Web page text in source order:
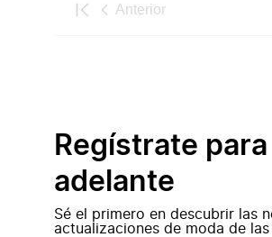
Anterior
Regístrate
adelante
Sé el primero en descubrir las
actualizaciones de moda de